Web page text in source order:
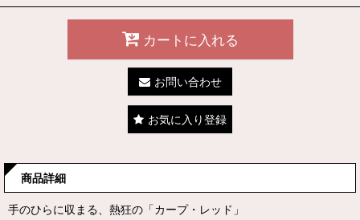
カートに入れる
お問い合わせ
お気に入り登録
商品詳細
手のひらに収まる、熱狂の「カープ・レッド」